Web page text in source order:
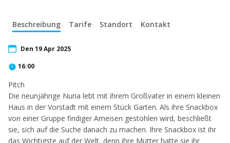
Beschreibung Tarife Standort Kontakt
Den 19 Apr 2025
16:00
Pitch
Die neunjährige Nuria lebt mit ihrem Großvater in einem kleinen
Haus in der Vorstadt mit einem Stück Garten. Als ihre Snackbox
von einer Gruppe findiger Ameisen gestohlen wird, beschließt
sie, sich auf die Suche danach zu machen. Ihre Snackbox ist ihr
das Wichtigste auf der Welt, denn ihre Mutter hatte sie ihr